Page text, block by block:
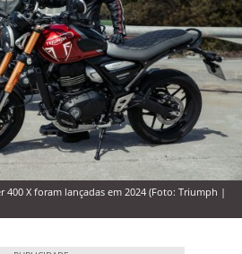
400 X foram lançadas em 2024 (Foto: Triumph |